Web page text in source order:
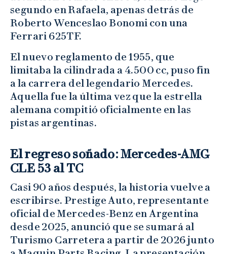
segundo en Rafaela, apenas detrás de
Roberto Wenceslao Bonomi con una
Ferrari 625TF.
El nuevo reglamento de 1955, que
limitaba la cilindrada a 4.500 cc, puso fin
a la carrera del legendario Mercedes.
Aquella fue la última vez que la estrella
alemana compitió oficialmente en las
pistas argentinas.
El regreso soñado: Mercedes-AMG
CLE 53 al TC
Casi 90 años después, la historia vuelve a
escribirse. Prestige Auto, representante
oficial de Mercedes-Benz en Argentina
desde 2025, anunció que se sumará al
Turismo Carretera a partir de 2026 junto